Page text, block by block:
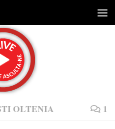
OLTENIA 1